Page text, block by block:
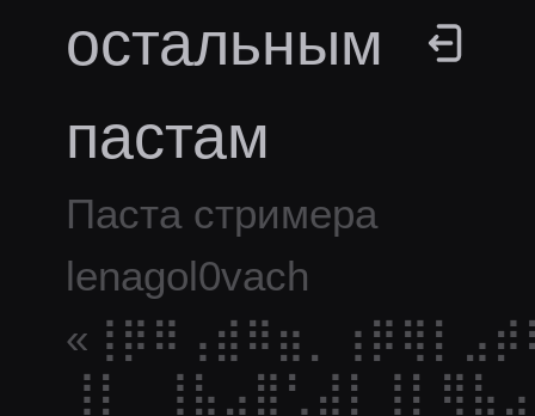
остальным
пастам
Паста стримера
lenagol0vach
«